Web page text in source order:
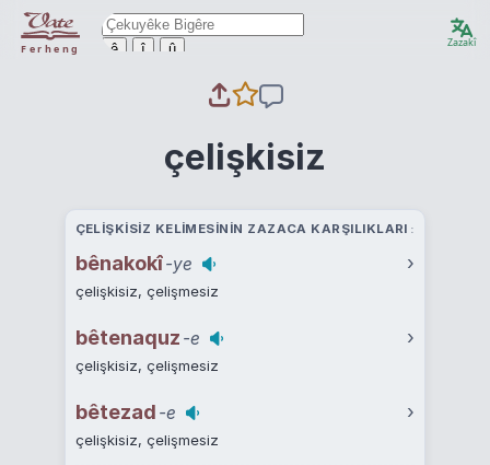
Ferheng ê î û Zazakî
çelişkisiz
ÇELIŞKISIZ KELIMESININ ZAZACA KARŞILIKLARI
bênakokî-ye ›
çelişkisiz, çelişmesiz
bêtenaquz -e ›
çelişkisiz, çelişmesiz
bêtezad -e ›
çelişkisiz, çelişmesiz